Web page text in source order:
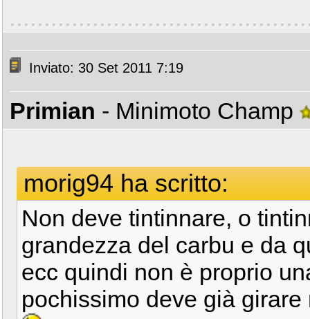
Inviato: 30 Set 2011 7:19
Primian - Minimoto Champ
morig94 ha scritto:
Non deve tintinnare, o
grandezza del carbu e da
ecc quindi non è proprio
pochissimo deve già